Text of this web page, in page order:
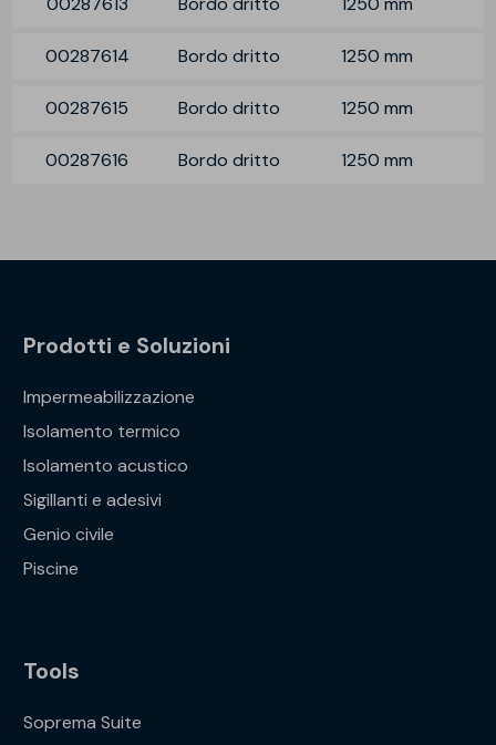
00287614 Bordo dritto 1250 mm
00287615 Bordo dritto 1250 mm
00287616 Bordo dritto 1250 mm
Prodotti e Soluzioni
Impermeabilizzazione
Isolamento termico
Isolamento acustico
Sigillanti e adesivi
Genio civile
Piscine
Tools
Soprema Suite